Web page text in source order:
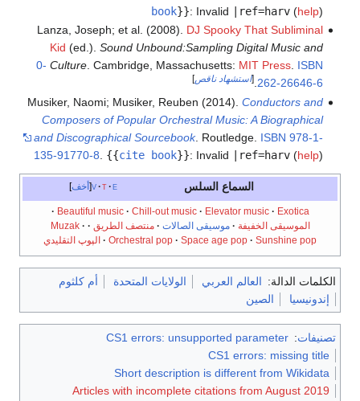
book}}: Invalid |ref=harv(help)
Lanza, Joseph; et al. (2008). DJ Spooky That Subliminal
Kid (ed.). Sound Unbound:Sampling Digital Music and
Culture. Cambridge, Massachusetts: MIT Press. ISBN
0-
262-26646-6
.
[استشهاد ناقص]
Musiker, Naomi; Musiker, Reuben (2014). Conductors and
Composers of Popular Orchestral Music: A Biographical
and Discographical Sourcebook. Routledge. ISBN 978-1-
135-91770-8
{{cite book}}: Invalid |ref=harv(help)
أخف v t e السماع السلس
Beautiful music Chill-out music Elevator music
Exotica
الموسيقى الخفيفة
موسيقى الصالات منتصف الطريق
Muzak
Orchestral pop
Space age pop Sunshine pop الپوپ التقليدي
الكلمات الدالة: العالم العربي الولايات المتحدة
أم كلثوم
إندونيسيا
الصين
تصنيفات:
CS1 errors: unsupported parameter
CS1 errors: missing title
Short description is different from Wikidata
Articles with incomplete citations from August 2019